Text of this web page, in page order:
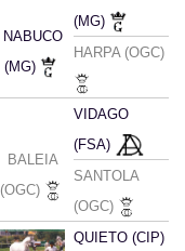
NABUCO
(MG)
(MG)
HARPA (OGC)
BALEIA
(OGC)
VIDAGO
(FSA)
SANTOLA
(OGC)
QUIETO (CIP)